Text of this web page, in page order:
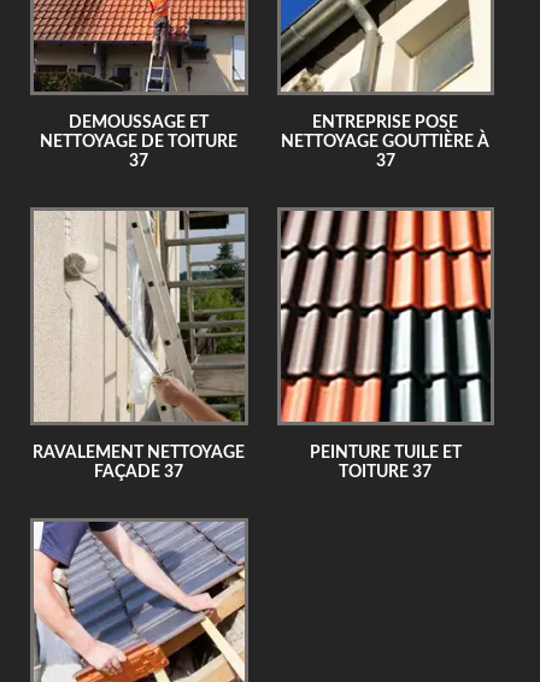
DEMOUSSAGE ET
NETTOYAGE DE TOITURE
37
ENTREPRISE POSE
NETTOYAGE GOUTTIÈRE À
37
RAVALEMENT NETTOYAGE
FAÇADE 37
PEINTURE TUILE ET
TOITURE 37